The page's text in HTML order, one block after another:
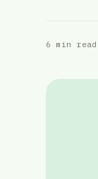
6 min read